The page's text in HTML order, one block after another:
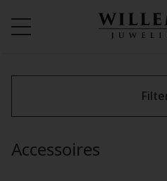
Accessoires